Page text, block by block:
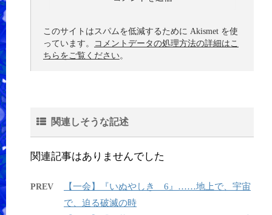
このサイトはスパムを低減するために Akismet を使
っています。
コメントデータの処理方法の詳細はこ
ちらをご覧ください。
関連しそうな記述
関連記事はありませんでした
PREV
【一会】『いぬやしき 6』……地上で、宇宙
で、迫る破滅の時